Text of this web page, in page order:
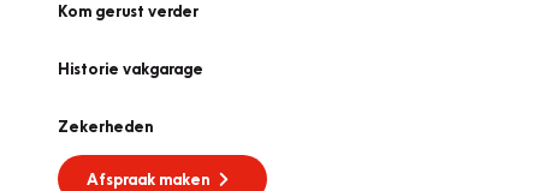
Kom gerust verder
Historie vakgarage
Zekerheden
Afspraak maken